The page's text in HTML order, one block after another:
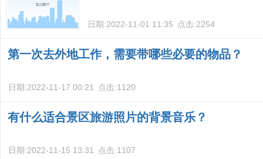
日期:2022-11-01 11:35 点击:2254
第一次去外地工作，需要带哪些必要的物品？
日期:2022-11-17 00:21 点击:1120
有什么适合景区旅游照片的背景音乐？
日期:2022-11-15 13:31 点击:1107